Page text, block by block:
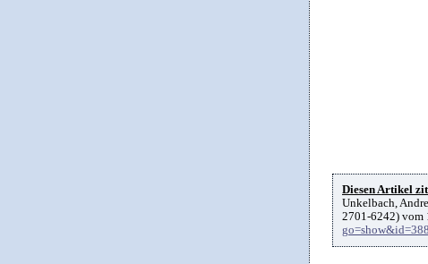
Diesen Artikel
Unkelbach,
2701-6242) vom
go=show&id=388